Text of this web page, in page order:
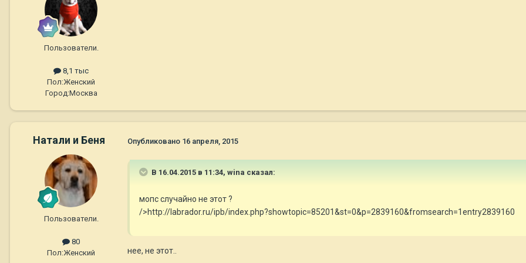
Пользователи.
8,1 тыс
Пол:Женский
Город:Москва
Натали и Беня
Пользователи.
80
Пол:Женский
Опубликовано 16 апреля, 2015
В 16.04.2015 в 11:34, wina сказал:
мопс случайно не этот ?
/>http://labrador.ru/ipb/index.php?showtopic=85201&st=0&p=2839160&fromsearch=1entry2839160
нее, не этот..